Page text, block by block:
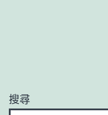
搜尋